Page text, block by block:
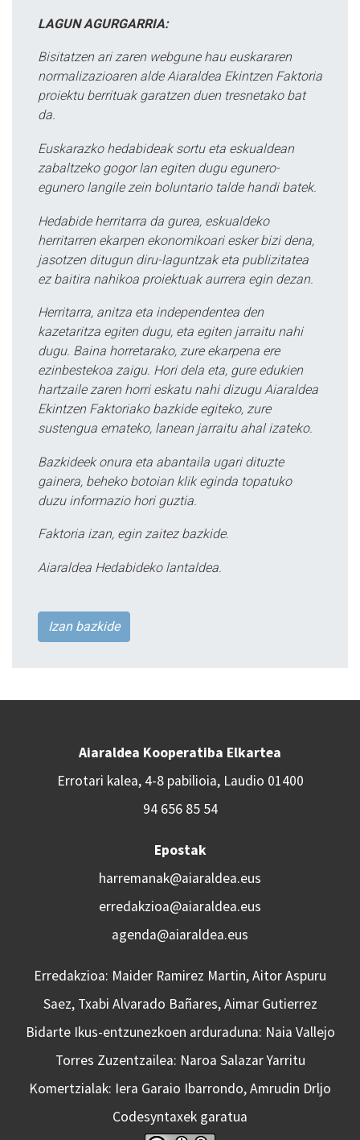
LAGUN AGURGARRIA:
Bisitatzen ari zaren webgune hau euskararen
normalizazioaren alde Aiaraldea Ekintzen Faktoria
proiektu berrituak garatzen duen tresnetako bat
da.
Euskarazko hedabideak sortu eta eskualdean
zabaltzeko gogor lan egiten dugu egunero-
egunero langile zein boluntario talde handi batek.
Hedabide herritarra da gurea, eskualdeko
herritarren ekarpen ekonomikoari esker bizi dena,
jasotzen ditugun diru-laguntzak eta publizitatea
ez baitira nahikoa proiektuak aurrera egin dezan.
Herritarra, anitza eta independentea den
kazetaritza egiten dugu, eta egiten jarraitu nahi
dugu. Baina horretarako, zure ekarpena ere
ezinbestekoa zaigu. Hori dela eta, gure edukien
hartzaile zaren horri eskatu nahi dizugu Aiaraldea
Ekintzen Faktoriako bazkide egiteko, zure
sustengua emateko, lanean jarraitu ahal izateko.
Bazkideek onura eta abantaila ugari dituzte
gainera, beheko botoian klik eginda topatuko
duzu informazio hori guztia.
Faktoria izan, egin zaitez bazkide.
Aiaraldea Hedabideko lantaldea.
Izan bazkide
Aiaraldea Kooperatiba Elkartea
Errotari kalea, 4-8 pabilioia, Laudio 01400
94 656 85 54
Epostak
harremanak@aiaraldea.eus
erredakzioa@aiaraldea.eus
agenda@aiaraldea.eus
Erredakzioa: Maider Ramirez Martin, Aitor Aspuru
Saez, Txabi Alvarado Bañares, Aimar Gutierrez
Bidarte Ikus-entzunezkoen arduraduna: Naia Vallejo
Torres Zuzentzailea: Naroa Salazar Yarritu
Komertzialak: Iera Garaio Ibarrondo, Amrudin Drljo
Codesyntaxek garatua